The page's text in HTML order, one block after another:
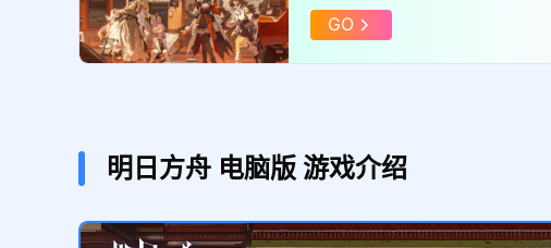
ocket4p！
GO
明日方舟 电脑版 游戏介绍